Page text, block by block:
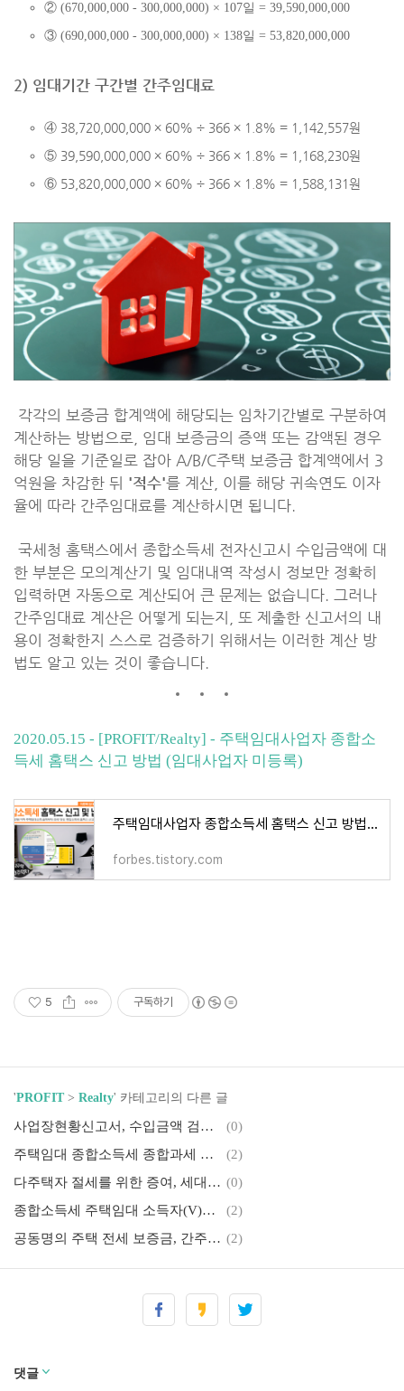
② (670,000,000 - 300,000,000) × 107일 = 39,590,000,000
③ (690,000,000 - 300,000,000) × 138일 = 53,820,000,000
2) 임대기간 구간별 간주임대료
④ 38,720,000,000 × 60% ÷ 366 × 1.8% = 1,142,557원
⑤ 39,590,000,000 × 60% ÷ 366 × 1.8% = 1,168,230원
⑥ 53,820,000,000 × 60% ÷ 366 × 1.8% = 1,588,131원
각각의 보증금 합계액에 해당되는 임차기간별로 구분하여
계산하는 방법으로, 임대 보증금의 증액 또는 감액된 경우
해당 일을 기준일로 잡아 A/B/C주택 보증금 합계액에서 3
억원을 차감한 뒤 '적수'를 계산, 이를 해당 귀속연도 이자
율에 따라 간주임대료를 계산하시면 됩니다.
국세청 홈택스에서 종합소득세 전자신고시 수입금액에 대
한 부분은 모의계산기 및 임대내역 작성시 정보만 정확히
입력하면 자동으로 계산되어 큰 문제는 없습니다. 그러나
간주임대료 계산은 어떻게 되는지, 또 제출한 신고서의 내
용이 정확한지 스스로 검증하기 위해서는 이러한 계산 방
법도 알고 있는 것이 좋습니다.
2020.05.15 - [PROFIT/Realty] - 주택임대사업자 종합소
득세 홈택스 신고 방법 (임대사업자 미등록)
주택임대사업자 종합소득세 홈택스 신고 방법 (임대사업자 미등록)
forbes.tistory.com
5 구독하기
'PROFIT> Realty' 카테고리의 다른 글
사업장현황신고서, 수입금액 검토표 작성 및 방문신고 (주택임대업)
(0)
주택임대 종합소득세 종합과세 VS 분리과세 세율 및 세액 비교 계산
(2)
다주택자 절세를 위한 증여, 세대분리하면 2년 보유 안 따질까? (0)
종합소득세 주택임대 소득자(V)유형 신고서 납부 or 수정 신고 방법
(2)
공동명의 주택 전세 보증금, 간주임대료 및 종합소득세 계산 완벽정리 (2)
2021년부터 달라지는 종합부동산세 및 양도소득세 완벽정리
(0)
전세계약갱신청구권 요구 및 거절 방법 완벽정리
(4)
주택 구입 시 단독명의가 좋을지, 공동명의가 좋을지 고민이라면?
(0)
댓글